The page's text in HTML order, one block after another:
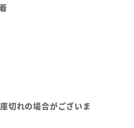
切れの場合がございま